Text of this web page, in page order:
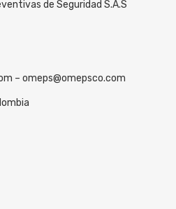
de Seguridad S.A.S
– omeps@omepsco.com